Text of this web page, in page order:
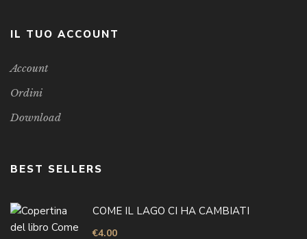
IL TUO ACCOUNT
Account
Ordini
Download
BEST SELLERS
COME IL LAGO CI HA CAMBIATI
€4.00